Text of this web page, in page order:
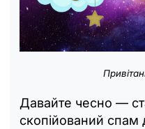
Давайте чесно —
скопійований спам